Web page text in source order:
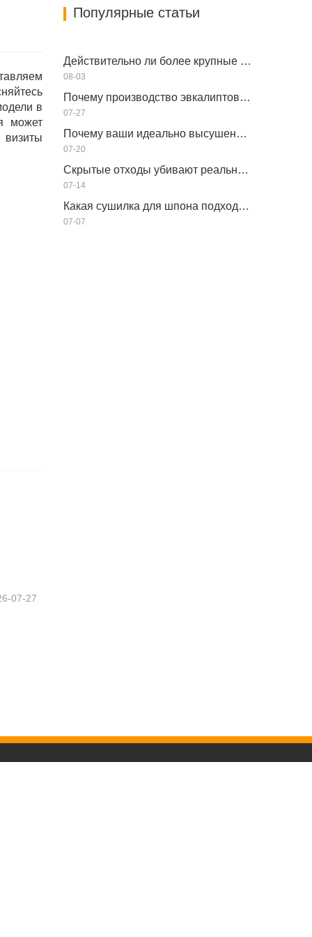
в
может
визиты
07-27
Популярные статьи
Действительно ли более крупные сушилки для шпона экономят деньги?
08-03
Почему производство эвкалиптового напольного покрытия требует сушилки для шпона?
07-27
Почему ваши идеально высушенные шпоны снова увлажняются?
07-20
Скрытые отходы убивают реальную производительность вашей сушилки для шпона?
07-14
Какая сушилка для шпона подходит для вашего завода?
07-07